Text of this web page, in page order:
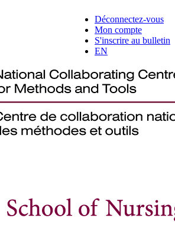
Déconnectez-vous
Mon compte
S'inscrire au bulletin
EN